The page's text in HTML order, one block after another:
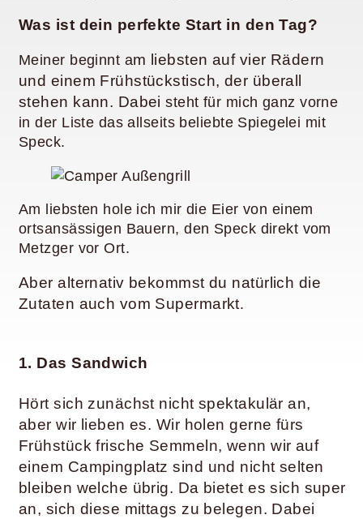
Was ist dein perfekte Start in den Tag?
Meiner beginnt am liebsten auf vier Rädern
und einem Frühstückstisch, der überall
stehen kann. Dabeisteht für mich ganz vorne
in der Liste das allseits beliebte Spiegelei mit
Speck.
Am liebsten hole ich mir die Eier von einem
ortsansässigen Bauern, den Speck direkt vom
Metzger vor Ort.
Aber alternativ bekommst du natürlich die
Zutaten auch vom Supermarkt.
1. Das Sandwich
Hört sich zunächst nicht spektakulär an,
aber wir lieben es. Wir holen gerne fürs
Frühstück frische Semmeln, wenn wir auf
einem Campingplatz sind und nicht selten
bleiben welche übrig. Da bietet es sich super
an, sich diese mittags zu belegen. Dabei